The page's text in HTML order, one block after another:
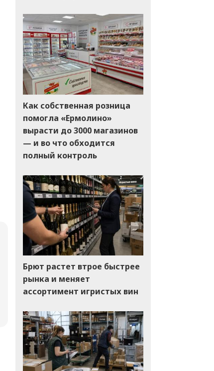
Как собственная розница
помогла «Ермолино»
вырасти до 3000 магазинов
— и во что обходится
полный контроль
Брют растет втрое быстрее
рынка и меняет
ассортимент игристых вин